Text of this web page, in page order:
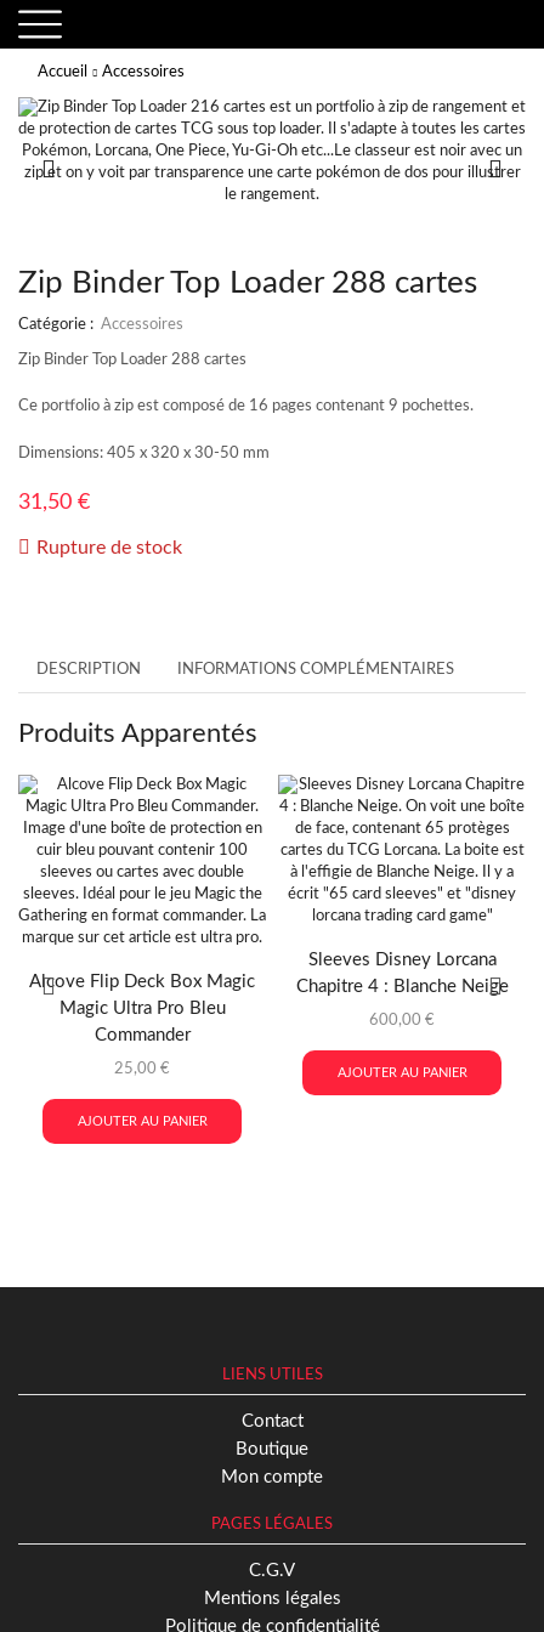
Accueil Accessoires
Zip Binder Top Loader 288 cartes
Catégorie : Accessoires
Zip Binder Top Loader 288 cartes
Ce portfolio à zip est composé de 16 pages contenant 9 pochettes.
Dimensions: 405 x 320 x 30-50 mm
31,50 €
Rupture de stock
DESCRIPTION INFORMATIONS COMPLÉMENTAIRES
Produits Apparentés
Alcove Flip Deck Box Magic
Magic Ultra Pro Bleu
Commander
25,00 €
AJOUTER AU PANIER
Sleeves Disney Lorcana
Chapitre 4 : Blanche Neige
600,00 €
AJOUTER AU PANIER
LIENS UTILES
Contact
Boutique
Mon compte
PAGES LÉGALES
C.G.V
Mentions légales
Politique de confidentialité